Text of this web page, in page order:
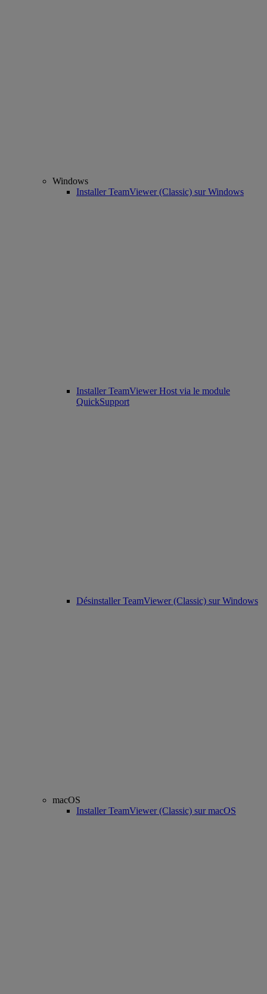
Windows
Installer TeamViewer (Classic) sur Windows
Installer TeamViewer Host via le module
QuickSupport
Désinstaller TeamViewer (Classic) sur Windows
macOS
Installer TeamViewer (Classic) sur macOS